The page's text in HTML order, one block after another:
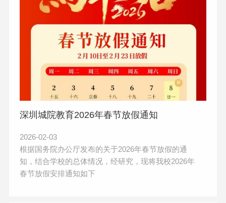
深圳城院教育2026年春节放假通知
2026-02-03
根据国务院办公厅发布的关于2026年春节放假的通
知，结合学校的总体情况，经研究，现将我校2026年
春节放假安排通知如下